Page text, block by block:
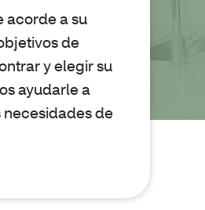
acorde a su
de
y elegir su
ayudarle a
de